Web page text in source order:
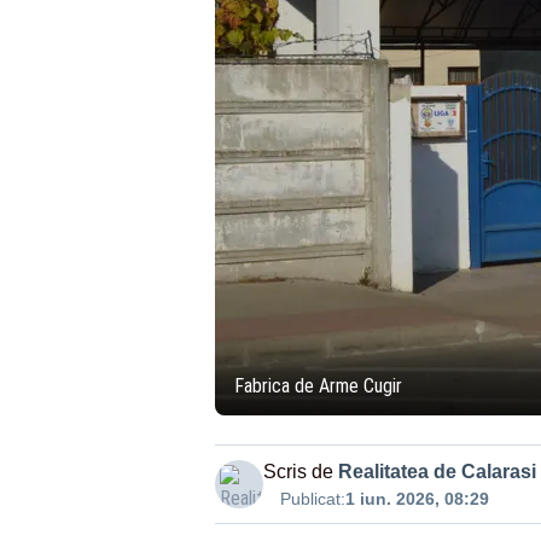
Fabrica de Arme Cugir
Scris de Realitatea de Calarasi
Publicat:1 iun. 2026, 08:29